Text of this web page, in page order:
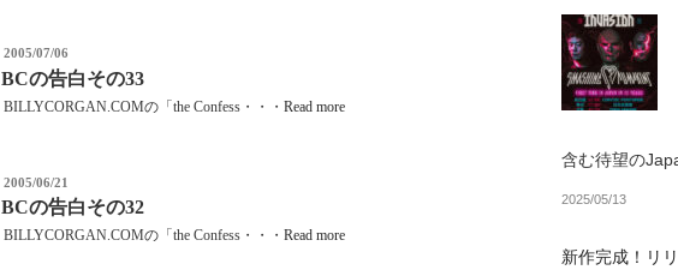
投
稿
日:
2005/07/06
BCの告白その33
BILLYCORGAN.COMの「the Confess・・・Read more
投
稿
2005/06/21
BCの告白その32
BILLYCORGAN.COMの「the Confess・・・Read more
含む待望の
2025/05/13
新作完成！リ